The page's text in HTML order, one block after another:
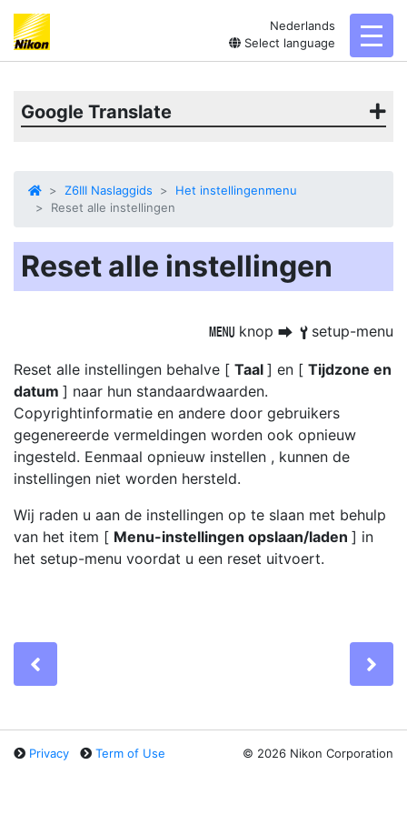
Nederlands
Select language
Google Translate
Z6III Naslaggids
Het instellingenmenu
Reset alle instellingen
Reset alle instellingen
G knop U B setup-menu
Reset alle instellingen behalve [ Taal ] en [ Tijdzone en
datum ] naar hun standaardwaarden.
Copyrightinformatie en andere door gebruikers
gegenereerde vermeldingen worden ook opnieuw
ingesteld. Eenmaal opnieuw instellen , kunnen de
instellingen niet worden hersteld.
Wij raden u aan de instellingen op te slaan met behulp
van het item [ Menu-instellingen opslaan/laden ] in
het setup-menu voordat u een reset uitvoert.
Privacy Term of Use © 2026 Nikon Corporation